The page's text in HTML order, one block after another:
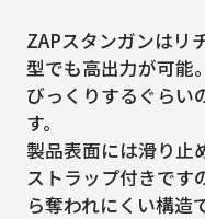
ZAPスタンガンはリ
型でも高出力が可能。
びっくりするぐらい
す。
製品表面には滑り止
ストラップ付きです
ら奪われにくい構造